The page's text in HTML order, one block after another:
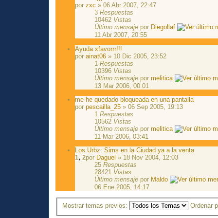
porzxc » 06 Abr 2007, 22:47
3Respuestas
10462 Vistas
Último mensaje por Diegollaf
11 Abr 2007, 20:55
Ayuda xfavorrr!!!
porainat06 » 10 Dic 2005, 23:52
1Respuestas
10396 Vistas
Último mensaje pormelitica
13 Mar 2006, 00:01
me he quedado bloqueada en una pantalla
porpescailla_25 » 06 Sep 2005, 19:13
1Respuestas
10562 Vistas
Último mensaje pormelitica
11 Mar 2006, 03:41
Los Urbz: Sims en la Ciudad ya a la venta
1,2por Daguel » 18 Nov 2004, 12:03
25Respuestas
28421 Vistas
Último mensaje por Maldo
06 Ene 2005, 14:17
Mostrar temas previos: Ordenar